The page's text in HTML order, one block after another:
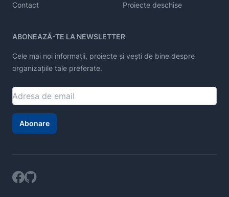
Contact Proiecte deschise
ABONEAZĂ-TE LA NEWSLETTER
Cele mai noi informații, proiecte și vești de bine despre
organizațiile tale preferate.
Abonare